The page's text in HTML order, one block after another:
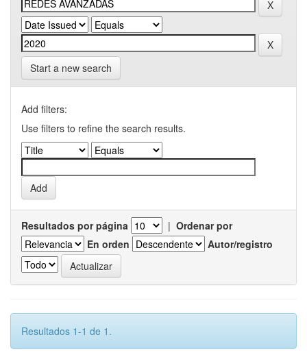
Start a new search
Add filters:
Use filters to refine the search results.
Resultados por página | Ordenar por
En orden
Autor/registro
Resultados 1-1 de 1.